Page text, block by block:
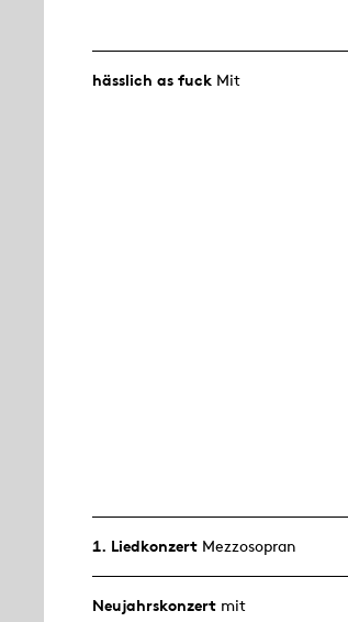
hässlich as fuck Mit
1. Lied­konzert Mezzosopran
Neujahrs­konzert mit